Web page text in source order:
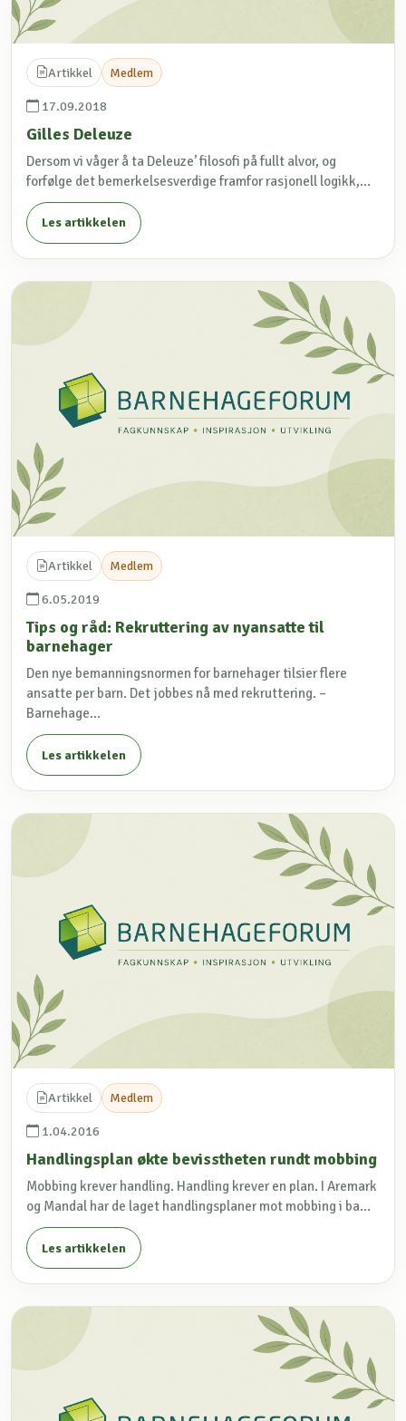
Artikkel Medlem
17.09.2018
Gilles Deleuze
Dersom vi våger å ta Deleuze’ filosofi på fullt alvor, og
forfølge det bemerkelsesverdige framfor rasjonell logikk,...
Les artikkelen
Artikkel Medlem
6.05.2019
Tips og råd: Rekruttering av nyansatte til
barnehager
Den nye bemanningsnormen for barnehager tilsier flere
ansatte per barn. Det jobbes nå med rekruttering. –
Barnehage...
Les artikkelen
Artikkel Medlem
1.04.2016
Handlingsplan økte bevisstheten rundt mobbing
Mobbing krever handling. Handling krever en plan. I Aremark
og Mandal har de laget handlingsplaner mot mobbing i ba...
Les artikkelen